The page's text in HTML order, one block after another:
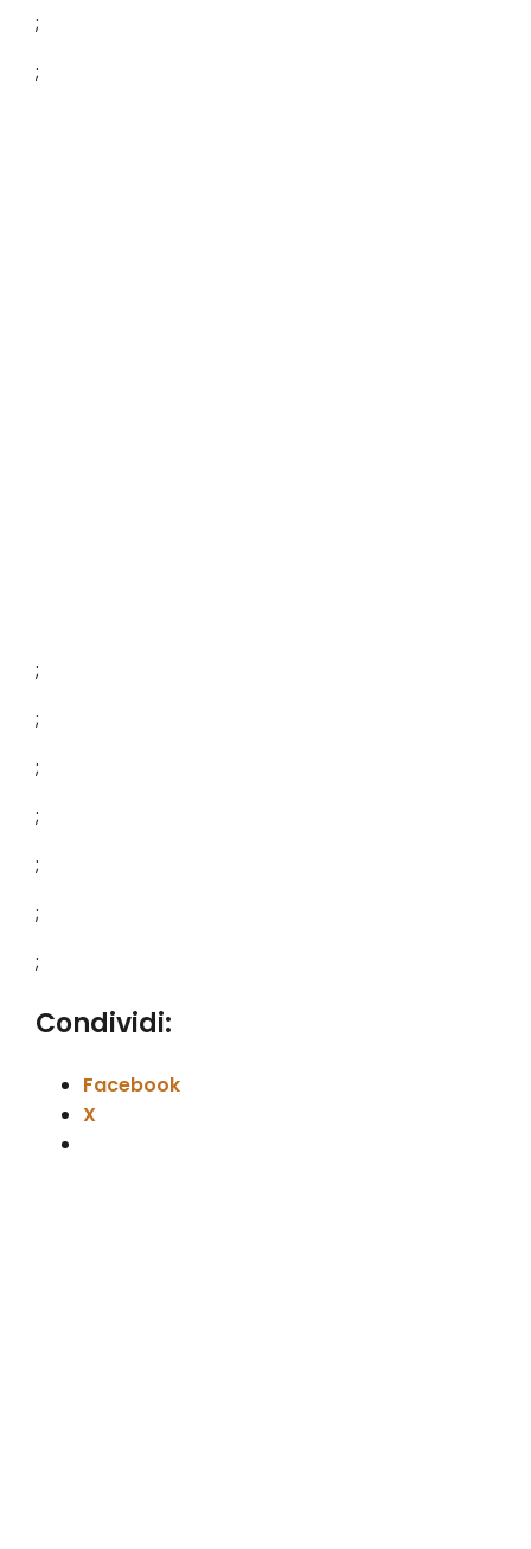
;
;
;
;
;
;
;
;
;
Condividi:
Facebook
X